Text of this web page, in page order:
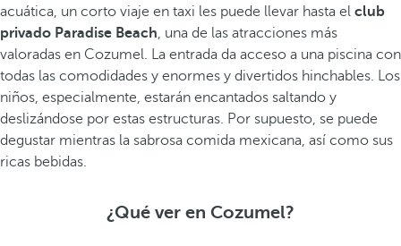
acuática, un corto viaje en taxi les puede llevar hasta el club
privado Paradise Beach, una de las atracciones más
valoradas en Cozumel. La entrada da acceso a una piscina con
todas las comodidades y enormes y divertidos hinchables. Los
niños, especialmente, estarán encantados saltando y
deslizándose por estas estructuras. Por supuesto, se puede
degustar mientras la sabrosa comida mexicana, así como sus
ricas bebidas.
¿Qué ver en Cozumel?